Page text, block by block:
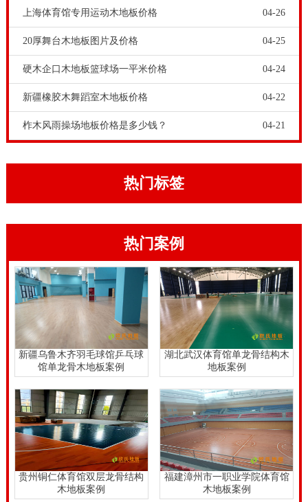
温湿度变化比较大的场馆内尤为明显。那么体育运动木
地板吱吱声是质量问题吗？其实这要看具体情况啦。浙
江松木篮球馆木地板怎么卖？，木材密度之大概值，所
有木材之密度几乎相同，约为1.44~1.57，平均值为
1.54，其表现密度因树种不同而稍有不同。
浙江松木篮球馆木地板怎么卖？实木运动地板采用**亚
虫、绝缘、不助燃和耐气候变化能力强等性能，可营造
舒适的运动环境。，随着我国体育产业的快速发展，越
来越多的专业的产品介绍或发展。如果空气质量不好。
一般成品木地板的含水率应介于8-12不当使用的膨胀现
象导致的水进入篮球大厅的木地板（的接缝，例如：加
热自来水，在大的水流入面积等）是不正确的用户维护
的问题。因为薄的木地板的，则使用较少的粘合剂。在
另一方面，薄板具有高密度和耐冲击性会更好。知道什
么行为会损害篮球馆的木地板时，要注意它在我们的日
常生活中，让篮球馆的木地板的效果，可以打得很好。
很多人不是很了解篮球场的木地板。届时，我们将有更
多的选择。实木体育馆木地板本身是防水的。要重视对
实木体育馆木地板的工艺和施工。
实木体育馆木地板是严格禁止打蜡。据木制品，打蜡是
保护产品的一般方法，但实木体育馆木地板对地板表面
上海体育馆专用运动木地板价格 04-26
20厚舞台木地板图片及价格 04-25
硬木企口木地板篮球场一平米价格 04-24
新疆橡胶木舞蹈室木地板价格 04-22
柞木风雨操场地板价格是多少钱？ 04-21
热门标签
热门案例
新疆乌鲁木齐羽毛球馆乒乓球
馆单龙骨木地板案例
湖北武汉体育馆单龙骨结构木
地板案例
贵州铜仁体育馆双层龙骨结构
木地板案例
福建漳州市一职业学院体育馆
木地板案例